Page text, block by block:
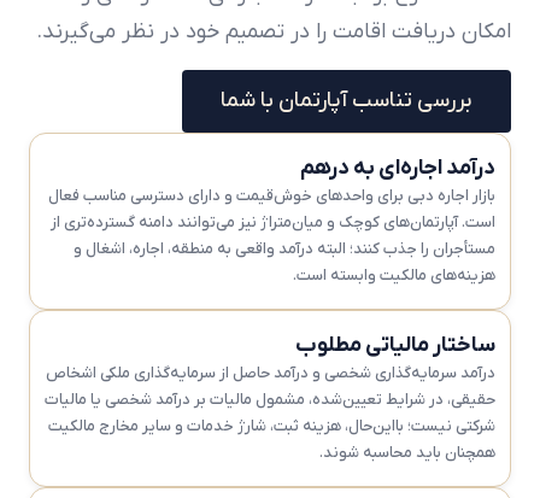
امکان دریافت اقامت را در تصمیم خود در نظر می‌گیرند.
بررسی تناسب آپارتمان با شما
درآمد اجاره‌ای به درهم
بازار اجاره دبی برای واحدهای خوش‌قیمت و دارای دسترسی مناسب فعال
است. آپارتمان‌های کوچک و میان‌متراژ نیز می‌توانند دامنه گسترده‌تری از
مستأجران را جذب کنند؛ البته درآمد واقعی به منطقه، اجاره، اشغال و
هزینه‌های مالکیت وابسته است.
ساختار مالیاتی مطلوب
درآمد سرمایه‌گذاری شخصی و درآمد حاصل از سرمایه‌گذاری ملکی اشخاص
حقیقی، در شرایط تعیین‌شده، مشمول مالیات بر درآمد شخصی یا مالیات
شرکتی نیست؛ بااین‌حال، هزینه ثبت، شارژ خدمات و سایر مخارج مالکیت
همچنان باید محاسبه شوند.